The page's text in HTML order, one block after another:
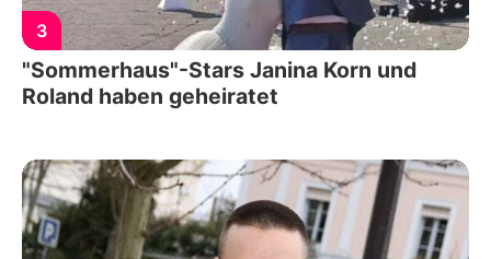
3
"Sommerhaus"-Stars Janina Korn und
Roland haben geheiratet